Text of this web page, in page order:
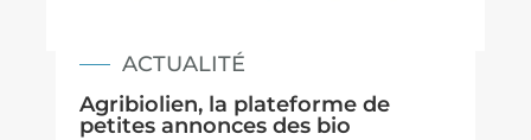
ACTUALITÉ
Agribiolien, la plateforme de
petites annonces des bio